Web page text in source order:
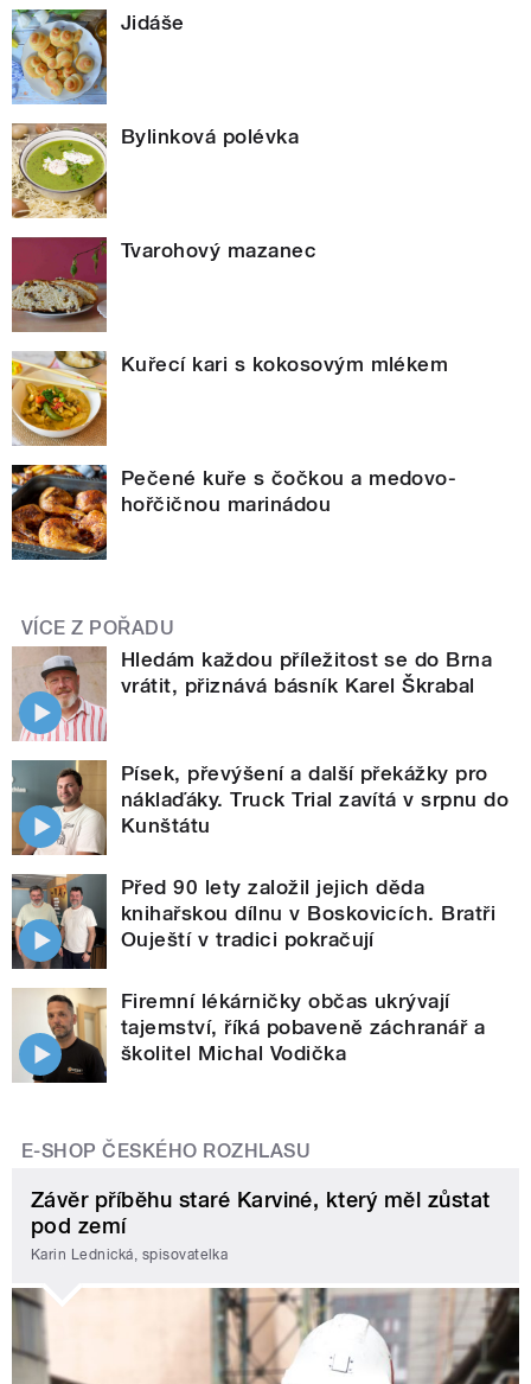
Jidáše
Bylinková polévka
Tvarohový mazanec
Kuřecí kari s kokosovým mlékem
Pečené kuře s čočkou a medovo-
hořčičnou marinádou
VÍCE Z POŘADU
Hledám každou příležitost se do Brna
vrátit, přiznává básník Karel Škrabal
Písek, převýšení a další překážky pro
náklaďáky. Truck Trial zavítá v srpnu do
Kunštátu
Před 90 lety založil jejich děda
knihařskou dílnu v Boskovicích. Bratři
Ouještí v tradici pokračují
Firemní lékárničky občas ukrývají
tajemství, říká pobaveně záchranář a
školitel Michal Vodička
E-SHOP ČESKÉHO ROZHLASU
Závěr příběhu staré Karviné, který měl zůstat
pod zemí
Karin Lednická, spisovatelka